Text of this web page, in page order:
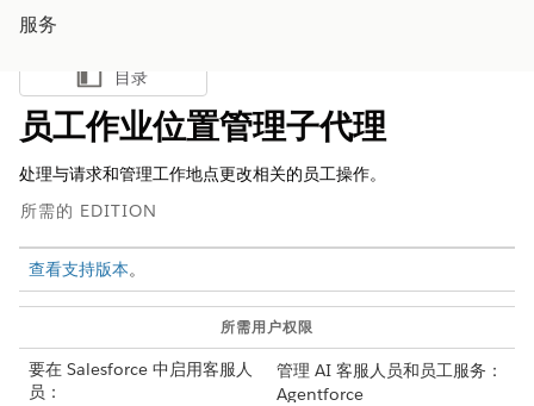
服务
显示目录
目录
员工作业位置管理子代理
处理与请求和管理工作地点更改相关的员工操作。
所需的 EDITION
查看支持版本。
所需用户权限
要在 Salesforce 中启用客服人
员：
管理 AI 客服人员和员工服务：
Agentforce